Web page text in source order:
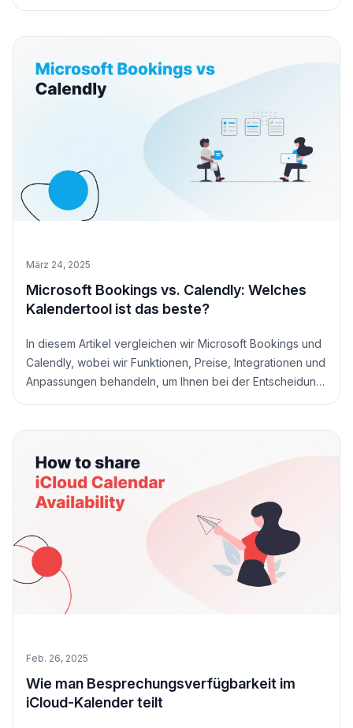
März 24, 2025
Microsoft Bookings vs. Calendly: Welches
Kalendertool ist das beste?
In diesem Artikel vergleichen wir Microsoft Bookings und
Calendly, wobei wir Funktionen, Preise, Integrationen und
Anpassungen behandeln, um Ihnen bei der Entscheidung
Feb. 26, 2025
Wie man Besprechungsverfügbarkeit im
iCloud-Kalender teilt